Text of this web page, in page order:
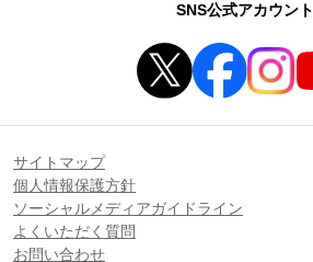
SNS公式アカウント
サイトマップ
個人情報保護方針
ソーシャルメディアガイドライン
よくいただく質問
お問い合わせ